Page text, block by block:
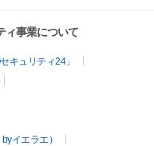
ィ事業について
キュリティ24」
イエラエ）